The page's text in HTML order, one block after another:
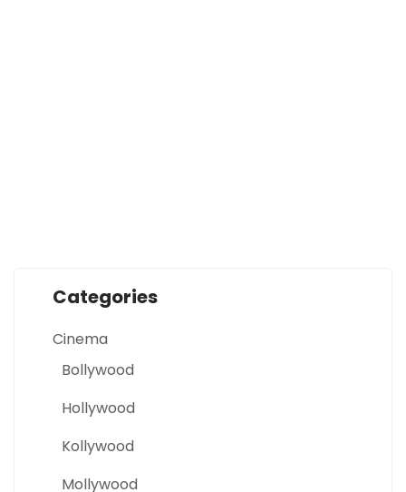
Categories
Cinema
Bollywood
Hollywood
Kollywood
Mollywood